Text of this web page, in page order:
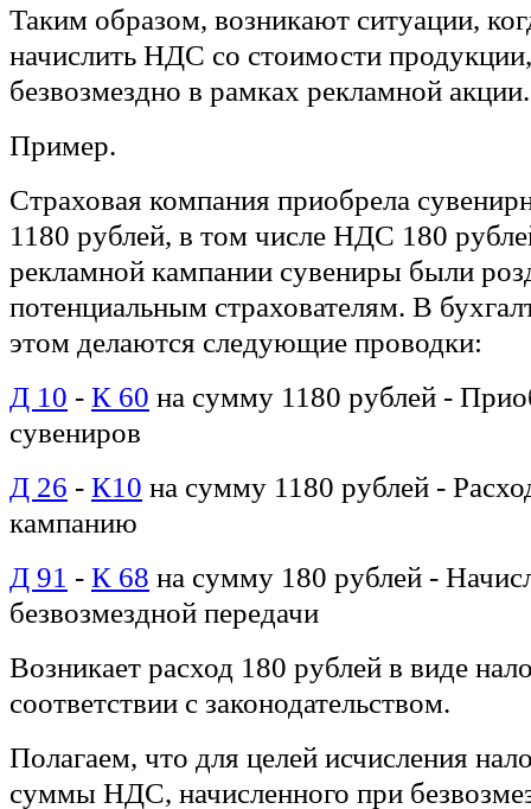
Таким образом, возникают ситуации,
начислить НДС со стоимости
безвозмездно в рамках рекламной акции.
Пример.
Страховая компания приобрела
1180 рублей, в том числе НДС 180
рекламной кампании сувениры были
потенциальным страхователям. В
этом делаются следующие проводки:
Д 10 - К 60 на сумму 1180 рублей -
сувениров
Д 26 - К10 на сумму 1180 рублей -
кампанию
Д 91 - К 68 на сумму 180 рублей -
безвозмездной передачи
Возникает расход 180 рублей в виде
соответствии с законодательством.
Полагаем, что для целей исчисления
суммы НДС, начисленного при